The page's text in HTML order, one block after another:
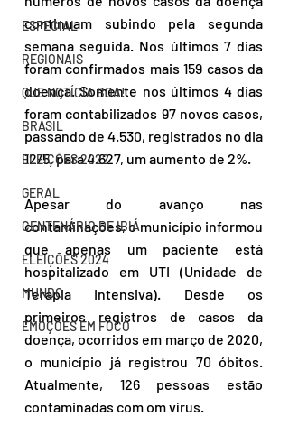
ESPECIAL
REGIONAIS
QUE NOTÍCIA BOA!
BRASIL
ELEIÇÕES 2022
GERAL
CENTENÁRIO DE IBIÁ
ELEIÇÕES 2024
MUNDO
EMOÇÕES EM FOCO
continuam subindo pela segunda
semana seguida. Nos últimos 7 dias
foram confirmados mais 159 casos da
doença. Somente nos últimos 4 dias
foram contabilizados 97 novos casos,
passando de 4.530, registrados no dia
12/5, para 4.627, um aumento de 2%.
Apesar do avanço nas
contaminações, o município informou
que apenas um paciente está
hospitalizado em UTI (Unidade de
Terapia Intensiva). Desde os
primeiros registros de casos da
doença, ocorridos em março de 2020,
o município já registrou 70 óbitos.
Atualmente, 126 pessoas estão
contaminadas com om vírus.